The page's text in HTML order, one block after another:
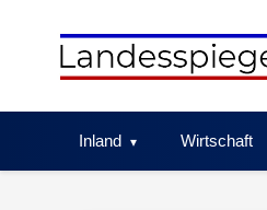
Inland Wirtschaft